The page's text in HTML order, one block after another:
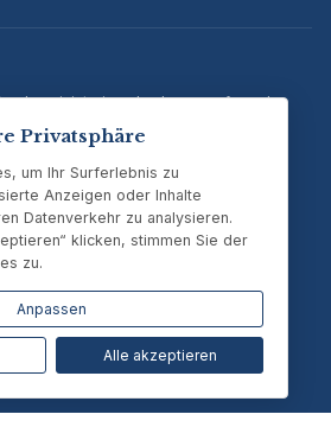
des Innern aufgrund
Bundestages gefördert.
Privatsphäre
um Ihr Surferlebnis zu
Anzeigen oder Inhalte
Datenverkehr zu analysieren.
klicken, stimmen Sie der
zu.
Anpassen
Alle akzeptieren